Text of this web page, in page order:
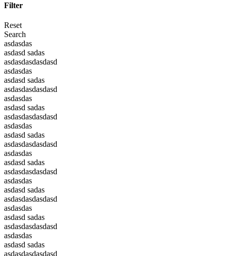
Filter
Reset
Search
asdasdas
asdasd sadas
asdasdasdasdasd
asdasdas
asdasd sadas
asdasdasdasdasd
asdasdas
asdasd sadas
asdasdasdasdasd
asdasdas
asdasd sadas
asdasdasdasdasd
asdasdas
asdasd sadas
asdasdasdasdasd
asdasdas
asdasd sadas
asdasdasdasdasd
asdasdas
asdasd sadas
asdasdasdasdasd
asdasdas
asdasd sadas
asdasdasdasdasd